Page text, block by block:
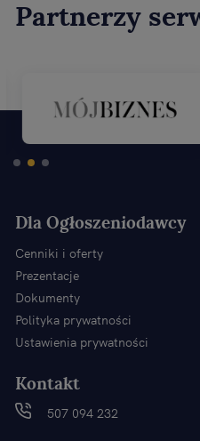
Partnerzy
Dla Ogłoszeniodawcy
Cenniki i oferty
Prezentacje
Dokumenty
Polityka prywatności
Ustawienia prywatności
Kontakt
507 094 232